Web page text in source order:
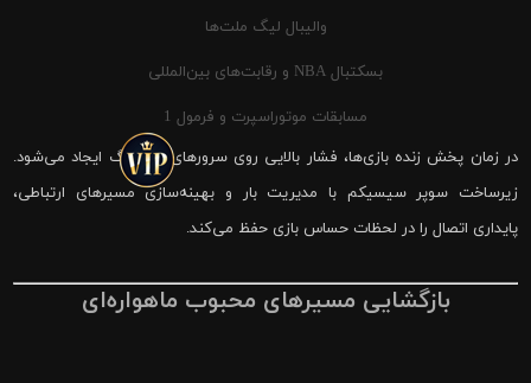
والیبال لیگ ملت‌ها
بسکتبال NBA و رقابت‌های بین‌المللی
مسابقات موتوراسپرت و فرمول 1
در زمان پخش زنده بازی‌ها، فشار بالایی روی سرورهای شیرینگ ایجاد می‌شود.
زیرساخت سوپر سیسیکم با مدیریت بار و بهینه‌سازی مسیرهای ارتباطی،
پایداری اتصال را در لحظات حساس بازی حفظ می‌کند.
بازگشایی مسیرهای محبوب ماهواره‌ای